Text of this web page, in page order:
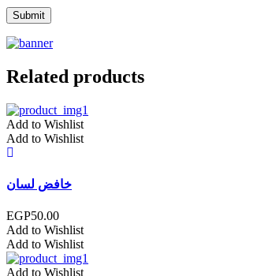
Related products
Add to Wishlist
Add to Wishlist
خافض لسان
EGP50.00
Add to Wishlist
Add to Wishlist
Add to Wishlist